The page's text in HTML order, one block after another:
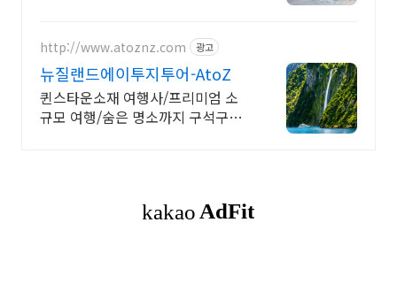
http://www.atoznz.com 광고
뉴질랜드에이투지투어-AtoZ
퀸스타운소재 여행사/프리미엄 소
규모 여행/숨은 명소까지 구석구석